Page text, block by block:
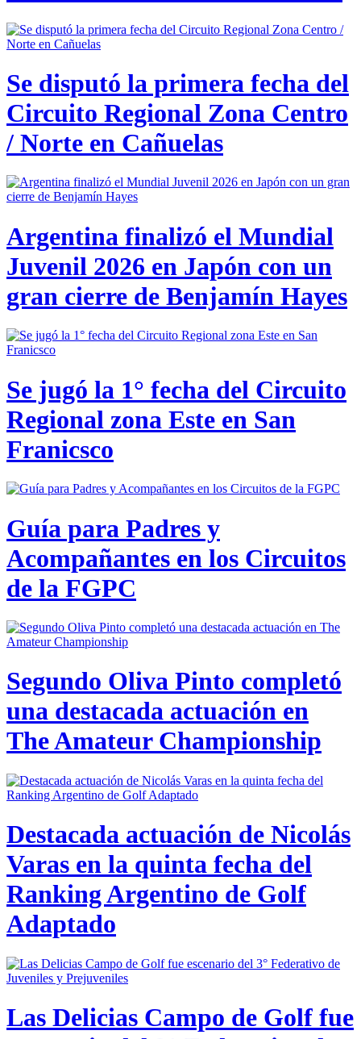
Se disputó la primera fecha del
Circuito Regional Zona Centro
/ Norte en Cañuelas
Argentina finalizó el Mundial
Juvenil 2026 en Japón con un
gran cierre de Benjamín Hayes
Se jugó la 1° fecha del Circuito
Regional zona Este en San
Franicsco
Guía para Padres y
Acompañantes en los Circuitos
de la FGPC
Segundo Oliva Pinto completó
una destacada actuación en
The Amateur Championship
Destacada actuación de Nicolás
Varas en la quinta fecha del
Ranking Argentino de Golf
Adaptado
Las Delicias Campo de Golf fue